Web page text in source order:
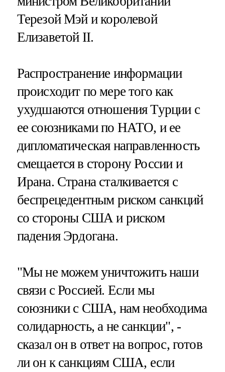
Терезой Мэй и королевой
Елизаветой II.
Распространение информации
происходит по мере того как
ухудшаются отношения Турции с
ее союзниками по НАТО, и ее
дипломатическая направленность
смещается в сторону России и
Ирана. Страна сталкивается с
беспрецедентным риском санкций
со стороны США и риском
падения Эрдогана.
"Мы не можем уничтожить наши
связи с Россией. Если мы
союзники с США, нам необходима
солидарность, а не санкции", -
сказал он в ответ на вопрос, готов
ли он к санкциям США, если